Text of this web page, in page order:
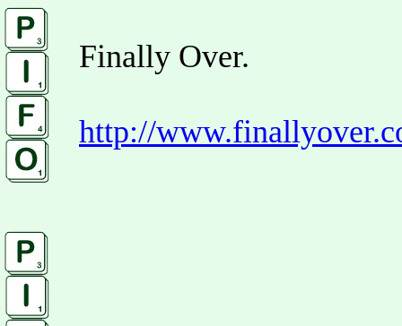
Finally Over.
http://